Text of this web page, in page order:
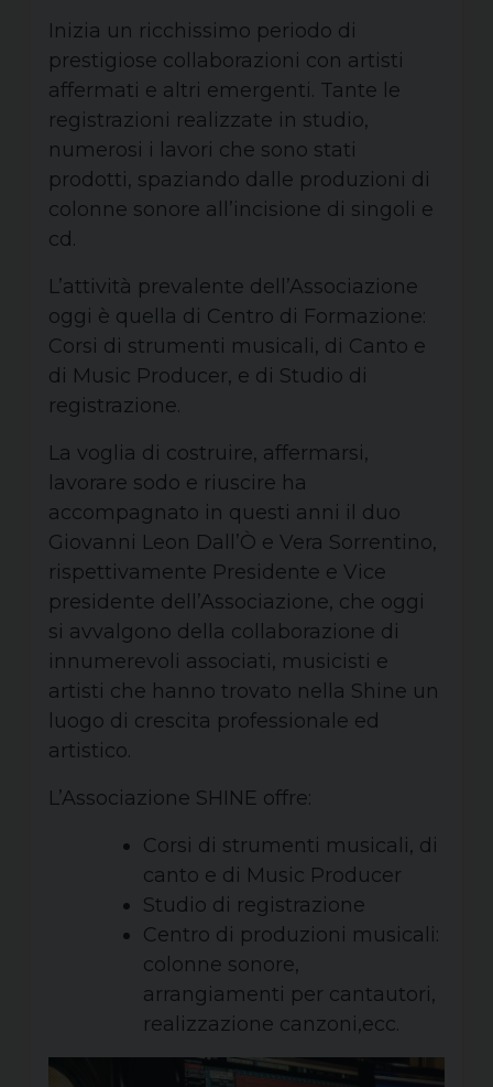
Inizia un ricchissimo periodo di
prestigiose collaborazioni con artisti
affermati e altri emergenti. Tante le
registrazioni realizzate in studio,
numerosi i lavori che sono stati
prodotti, spaziando dalle produzioni di
colonne sonore all’incisione di singoli e
cd.
L’attività prevalente dell’Associazione
oggi è quella di Centro di Formazione:
Corsi di strumenti musicali, di Canto e
di Music Producer, e di Studio di
registrazione.
La voglia di costruire, affermarsi,
lavorare sodo e riuscire ha
accompagnato in questi anni il duo
Giovanni Leon Dall’Ò e Vera Sorrentino,
rispettivamente Presidente e Vice
presidente dell’Associazione, che oggi
si avvalgono della collaborazione di
innumerevoli associati, musicisti e
artisti che hanno trovato nella Shine un
luogo di crescita professionale ed
artistico.
L’Associazione SHINE offre:
Corsi di strumenti musicali, di
canto e di Music Producer
Studio di registrazione
Centro di produzioni musicali:
colonne sonore,
arrangiamenti per cantautori,
realizzazione canzoni,ecc.